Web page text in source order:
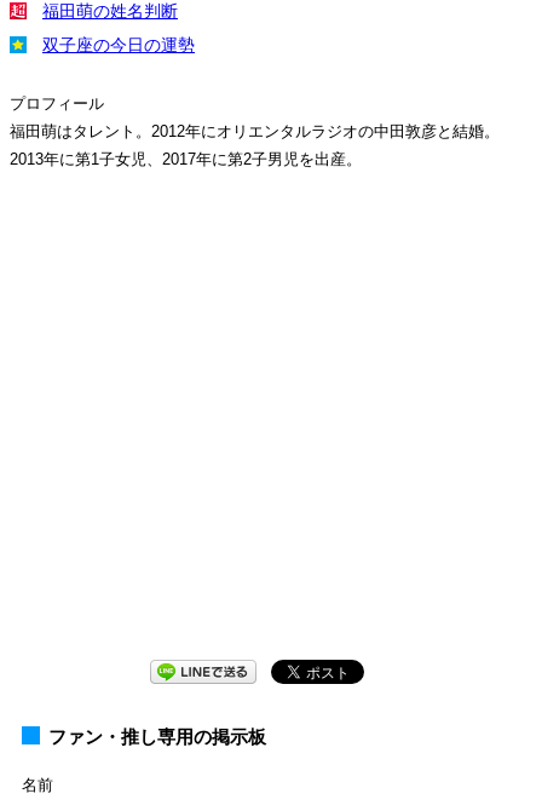
福田萌の姓名判断
双子座の今日の運勢
プロフィール
福田萌はタレント。2012年にオリエンタルラジオの中田敦彦と結婚。
2013年に第1子女児、2017年に第2子男児を出産。
ファン・推し専用の掲示板
名前